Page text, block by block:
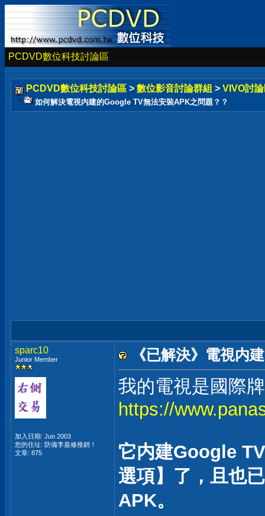
PCDVD數位科技討論區
PCDVD數位科技討論區 > 數位影音討論群組 > VIVO討
如何解決電視内建的Google TV無法安裝APK之問題？？
sparc10
Junior Member
加入日期: Jun 2003
您的住址: 防備李嘉修推銷！
文章: 875
《已解決》電視内
我的電視是國際
https://
它内建Google
選項】了，且也
APK。